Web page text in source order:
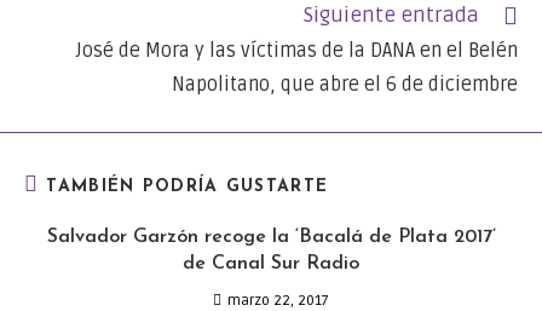
Siguiente entrada
José de Mora y las víctimas de la DANA en el Belén
Napolitano, que abre el 6 de diciembre
TAMBIÉN PODRÍA GUSTARTE
Salvador Garzón recoge la ‘Bacalá de Plata 2017’
de Canal Sur Radio
marzo 22, 2017